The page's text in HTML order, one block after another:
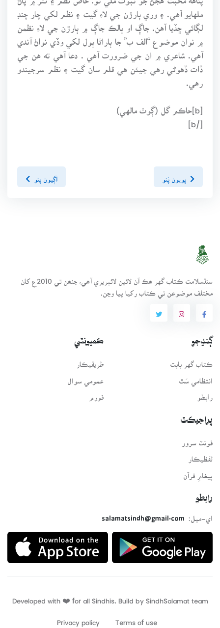
ملهايو آهي. ۽ وري ٻارڙن جي لاءِ گيت ۽ نظم لکي چار چنڊ
لڳائي ڇڏيا آهن. جاڳ او ٻالڪ جاڳ ۾ ٻارڙن جي لاءِ نظمن
۾ نوان موضوع “الف ب” جا ٻاراڻا ٻول لکي وڏي نواڻ آندي
آهي. شاعري ۾ ان جي ضرورت آهي . دعا آهي ته هن جي
ڏات ڏهوڻي رهي جيئن هي قلم سان گيت ۽ نظم سرجيندو
[b]حاڪم گل (ڳوٺ مالهي)
[/b]
پويون پَنو اڳيون پنو
سنڌسلامت ڪتاب گهر ھڪ آن لائين لائبريري آھي، جنھن تي 2010ع کان
مختلف موضوعن تي ڪتاب رکيا پيا وڃن.
ڳنڍجو
ڪتاب گهر بابت
انتظامي سَٿ
رابطو
ڪميونٽي
طريقيڪار
عمومي سوال
فورم
پراجيڪٽ
لفظيڪار
پيغامِ قرآن
رابطو
اي-ميل:
salamatsindh@gmail.com
Developed with ❤️ for all Sindhis. Build by
Terms of use